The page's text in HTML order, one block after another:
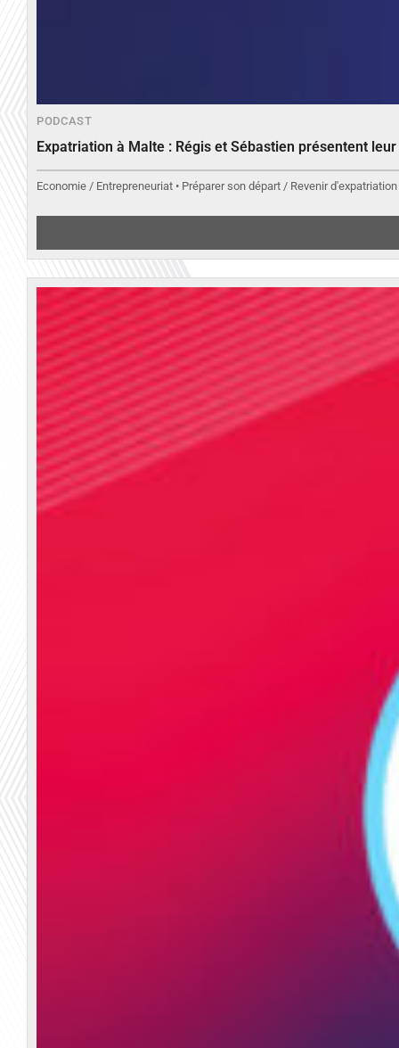
PODCAST
Expatriation à Malte : Régis et Sébastien présentent
Economie / Entrepreneuriat • Préparer son départ / Revenir d'expatriation